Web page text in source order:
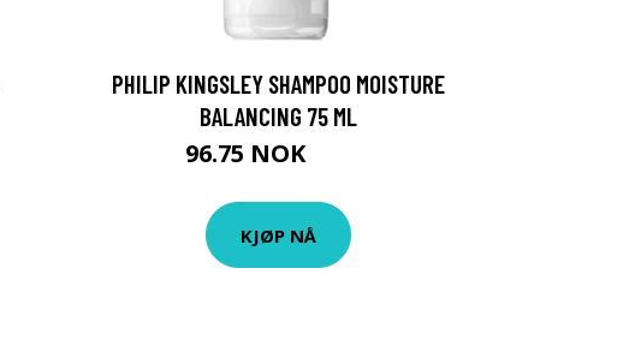
PHILIP KINGSLEY SHAMPOO MOISTURE
BALANCING 75 ML
96.75 NOK
KJØP NÅ